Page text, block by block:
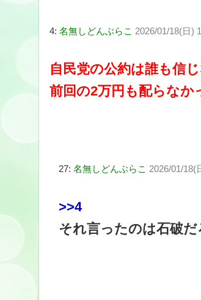
4: 名無しどんぶらこ 2026/01/18(日)
自民党の公約は誰も信
前回の2万円も配らなか
27: 名無しどんぶらこ 2026/01/18(
>>4
それ言ったのは石破だ